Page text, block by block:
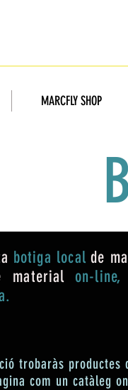
MARCFLY SHOP
trobaràs
com un catàleg
botiga local de
material on-line,